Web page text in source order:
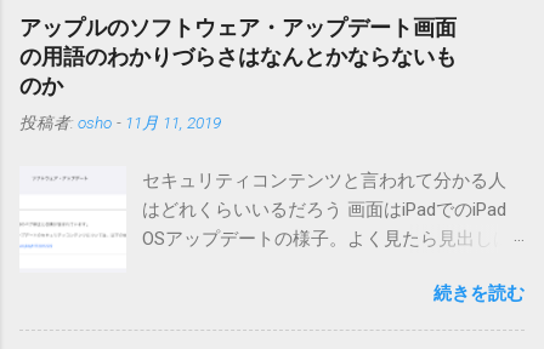
降もたぶん動くと思います。 現在のバージョンは0.5.3です。
（2004/12/4リリース）※0.6.3を公開しています。まだ心配な
点が多いため、こちらにはリンクしていません。安定を求め
る方は0.5.3を、新版の機能が必要な方は0.6.3をご利用くださ
い。 こちら からどうぞ。 0.3.6までのバージョンに、エント
版へのアップデートを強くお勧めしてます。 mail-entry.zipを
ダウンロードするにはここをクリックしてください。
（Windowsから解凍したフォルダを見ると「_MACOSX」とい
りませんので無視してください。MacOS XでZIP圧縮している
ため、Mac独自のファイル情報が含まれてしまうようで
アップルのソフトウェア・アップデート画面
の用語のわかりづらさはなんとかならないも
のか
投稿者: osho - 11月 11, 2019
セキュリティコンテンツと言われて分かる人
はどれくらいいるだろう 画面はiPadでのiPad
OSアップデートの様子。よく見たら見出しは
の名前としてはいまだにiOSのままとか、そん
な理由じゃないでしょうね。 それは混乱のも
続きを読む